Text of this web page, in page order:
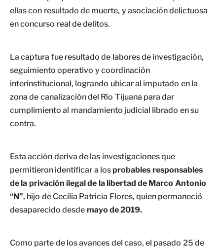
ellas con resultado de muerte, y asociación delictuosa
en concurso real de delitos.
La captura fue resultado de labores de investigación,
seguimiento operativo y coordinación
interinstitucional, logrando ubicar al imputado en la
zona de canalización del Río Tijuana para dar
cumplimiento al mandamiento judicial librado en su
contra.
Esta acción deriva de las investigaciones que
permitieron identificar a losprobables responsables
de la privación ilegal de la libertad de Marco Antonio
“N”, hijo de Cecilia Patricia Flores, quien permaneció
desaparecido desde mayo de 2019.
Como parte de los avances del caso, el pasado 25 de